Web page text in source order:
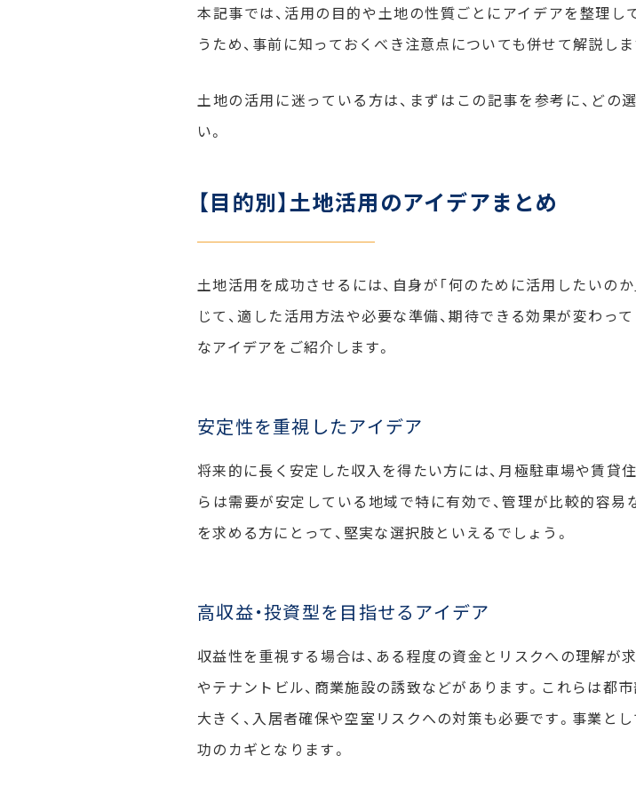
本記事では、活用の目的や土地の性質ごとにアイデアを整理
うため、事前に知っておくべき注意点についても併せて解説しま
土地の活用に迷っている方は、まずはこの記事を参考に、ど
い。
【目的別】土地活用のアイデアまとめ
土地活用を成功させるには、自身が「何のために活用したいの
じて、適した活用方法や必要な準備、期待できる効果が変わっ
なアイデアをご紹介します。
安定性を重視したアイデア
将来的に長く安定した収入を得たい方には、月極駐車場や賃貸
らは需要が安定している地域で特に有効で、管理が比較的容
を求める方にとって、堅実な選択肢といえるでしょう。
高収益・投資型を目指せるアイデア
収益性を重視する場合は、ある程度の資金とリスクへの理解が
やテナントビル、商業施設の誘致などがあります。これらは都
大きく、入居者確保や空室リスクへの対策も必要です。事業と
功のカギとなります。